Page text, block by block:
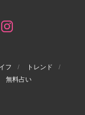
フ
トレンド
無料占い